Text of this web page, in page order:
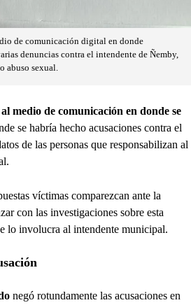
de comunicación digital en donde
denuncias contra el intendente de Ñemby,
abuso sexual.
al medio de comunicación en donde se
se habría hecho acusaciones contra el
de las personas que responsabilizan al
víctimas comparezcan ante la
con las investigaciones sobre esta
lo involucra al intendente municipal.
negó rotundamente las acusaciones en